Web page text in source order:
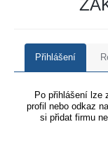
Přihlášení
Po přihlášení lze
profil nebo odkaz
si přidat firmu